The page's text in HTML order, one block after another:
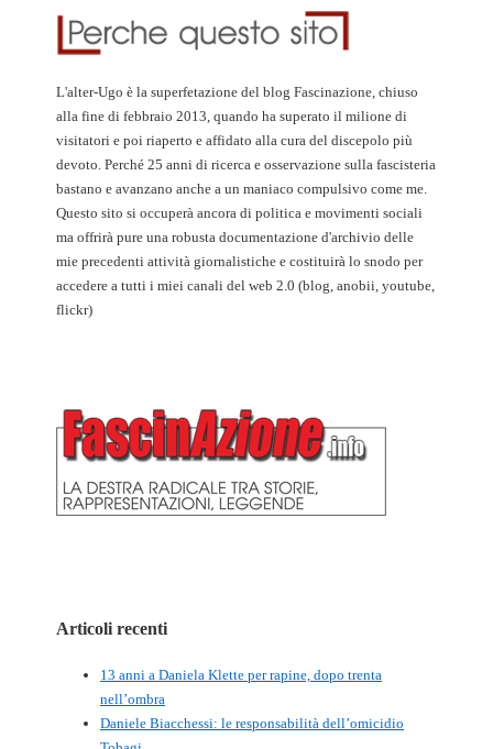
L'alter-Ugo è la superfetazione del blog Fascinazione, chiuso
alla fine di febbraio 2013, quando ha superato il milione di
visitatori e poi riaperto e affidato alla cura del discepolo più
devoto. Perché 25 anni di ricerca e osservazione sulla fascisteria
bastano e avanzano anche a un maniaco compulsivo come me.
Questo sito si occuperà ancora di politica e movimenti sociali
ma offrirà pure una robusta documentazione d'archivio delle
mie precedenti attività giornalistiche e costituirà lo snodo per
accedere a tutti i miei canali del web 2.0 (blog, anobii, youtube,
flickr)
Articoli recenti
13 anni a Daniela Klette per rapine, dopo trenta
nell’ombra
Daniele Biacchessi: le responsabilità dell’omicidio